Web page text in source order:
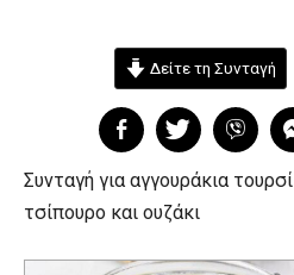
Δείτε τη Συνταγή
Συνταγή για αγγουράκια
τσίπουρο και ουζάκι